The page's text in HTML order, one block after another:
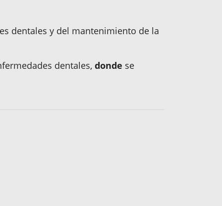
dentales y del mantenimiento de la
dentales, donde se